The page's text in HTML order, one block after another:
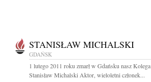
STANISŁAW MICHALSKI
GDAŃSK
1 lutego 2011 roku zmarł w Gdańsku nasz Kolega
Stanisław Michalski Aktor, wieloletni członek...